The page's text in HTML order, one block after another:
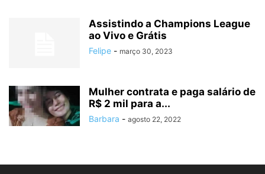
Assistindo a Champions League
ao Vivo e Grátis
Felipe - março 30, 2023
Mulher contrata e paga salário de
R$ 2 mil para a...
Barbara - agosto 22, 2022